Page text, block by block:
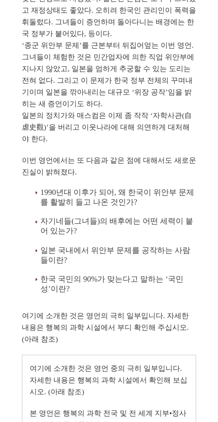
고 재정상태도 좋았다. 오히려 한국인 관리인이 폭력을
휘둘렀다. 그녀들이 증언하며 돌아다니는 배경에는 한
국 정부가 붙어있다, 등이다.
‘종군 위안부 문제’를 근본부터 뒤집어엎는 이번 영언.
그녀들이 체험한 것은 민간업자에 의한 직업 위안부에
지나지 않았고, 일본을 엄하게 추궁할 수 있는 도리는
전혀 없다. 그리고 이 문제가 한국 정부 전체의 꾸며내
기이며 일본을 깎아내리는 대규모 ‘위장 공작’임을 밝
히는 새 증언이기도 하다.
일본의 정치가와 매스컴은 이제 좀 작작 ‘자학사관(自
虐史觀)’을 버리고 이웃나라에 대해 의연하게 대처해
야 한다.
이번 영언에서는 또 다음과 같은 점에 대해서도 새로운
진실이 밝혀졌다.
1990년대 이후가 되어, 왜 한국이 위안부 문제
를 활발히 들고 나온 것인가?
자기네들(그녀들)의 배후에는 어떤 세력이 붙
어 있는가?
일본 국내에서 위안부 문제를 공작하는 사람
들이란?
한국 국민의 90%가 맞는다고 말하는 ‘국민
성’이란?
여기에 소개한 것은 영언의 극히 일부입니다. 자세한
내용은 행복의 과학 시설에서 부디 확인해 주십시오.
(아래 참조)
여기에 소개한 것은 영언 중의 극히 일부입니다.
자세한 내용은 행복의 과학 시설에서 확인해 보십
시오. (아래 참조)
본 영언은 행복의 과학 전국 및 전 세계 지부•정사